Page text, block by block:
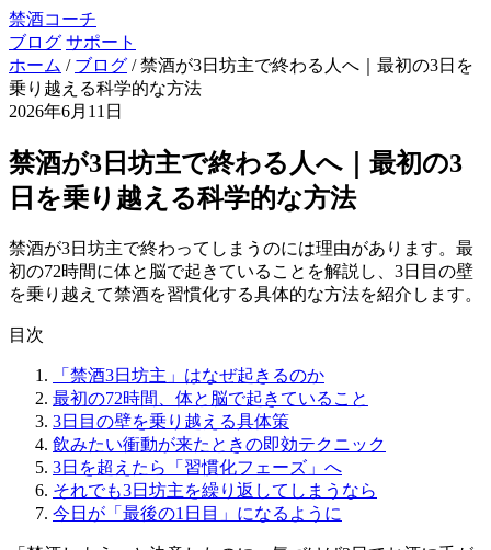
禁酒コーチ
ブログ サポート
ホーム / ブログ / 禁酒が3日坊主で終わる人へ｜最初の3日を
乗り越える科学的な方法
2026年6月11日
禁酒が3日坊主で終わる人へ｜最初の3
日を乗り越える科学的な方法
禁酒が3日坊主で終わってしまうのには理由があります。最
初の72時間に体と脳で起きていることを解説し、3日目の壁
を乗り越えて禁酒を習慣化する具体的な方法を紹介します。
目次
「禁酒3日坊主」はなぜ起きるのか
最初の72時間、体と脳で起きていること
3日目の壁を乗り越える具体策
飲みたい衝動が来たときの即効テクニック
3日を超えたら「習慣化フェーズ」へ
それでも3日坊主を繰り返してしまうなら
今日が「最後の1日目」になるように